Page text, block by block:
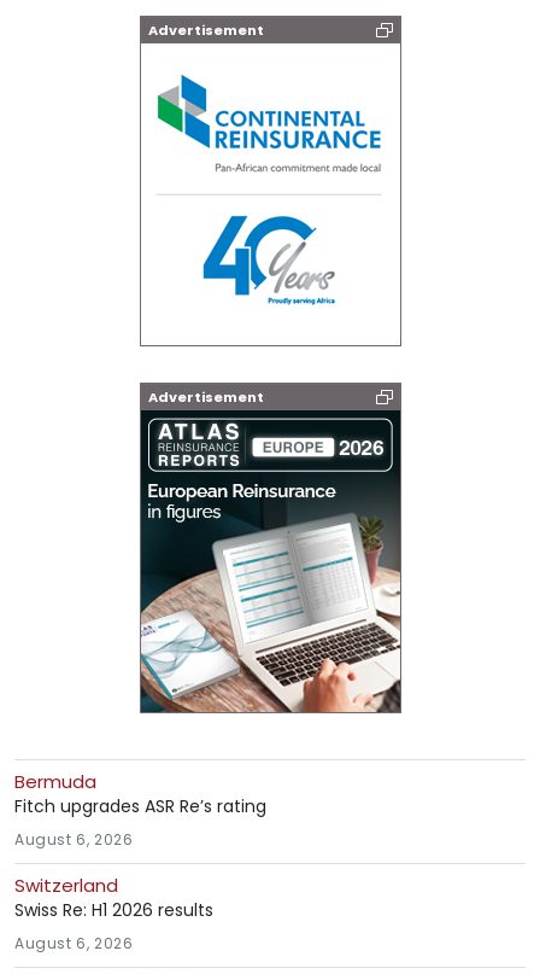
Advertisement
Advertisement
Bermuda
Fitch upgrades ASR Re’s rating
August 6, 2026
Switzerland
Swiss Re: H1 2026 results
August 6, 2026